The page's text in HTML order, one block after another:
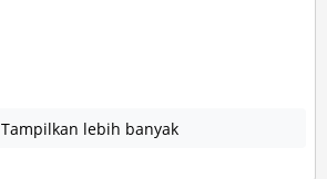
Tampilkan lebih banyak